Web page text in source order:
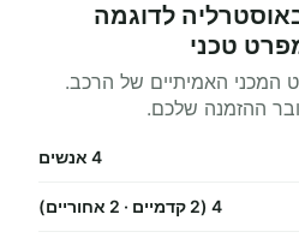
לדוגמה
המכני האמיתיים של הרכב.
ההזמנה שלכם.
4 אנשים
4 (2 קדמיים · 2 אחוריים)